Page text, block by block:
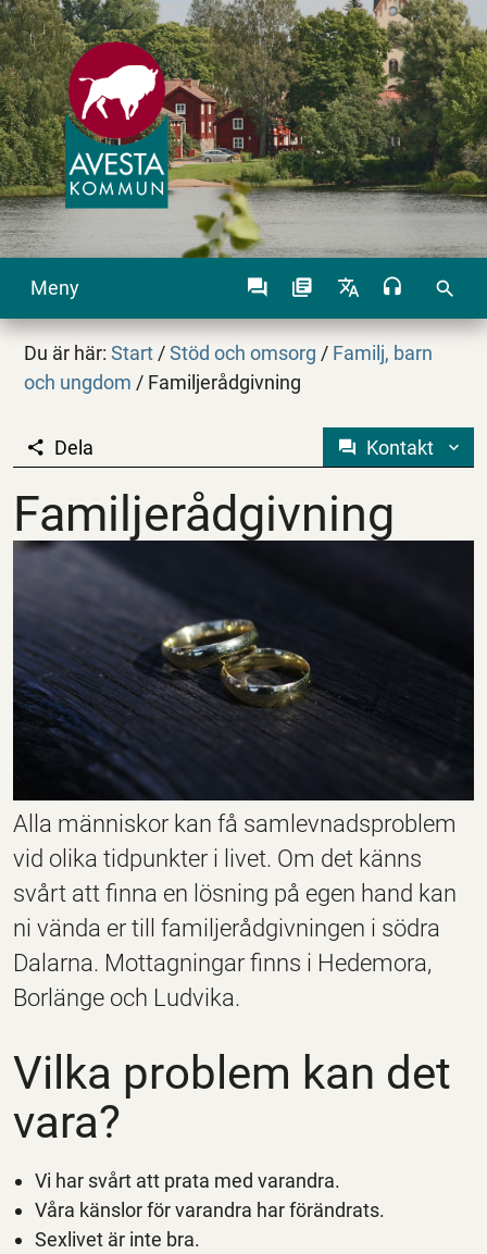
Meny search
Du är här:Start / Stöd och omsorg / Familj, barn
och ungdom / Familjerådgivning
Familjerådgivning
Dela Kontakt
Familjerådgivning
Alla människor kan få samlevnadsproblem
vid olika tidpunkter i livet. Om det känns
svårt att finna en lösning på egen hand kan
ni vända er till familjerådgivningen i södra
Dalarna. Mottagningar finns i Hedemora,
Borlänge och Ludvika.
Vilka problem kan det
vara?
Vi har svårt att prata med varandra.
Våra känslor för varandra har förändrats.
Sexlivet är inte bra.